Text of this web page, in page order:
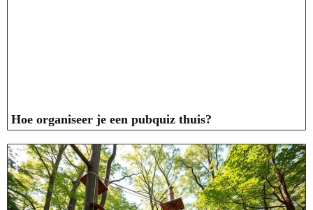
Hoe organiseer je een pubquiz thuis?